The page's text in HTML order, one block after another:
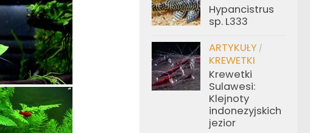
Hypancistrus
sp. L333
ARTYKUŁY /
KREWETKI
Krewetki
Sulawesi:
Klejnoty
indonezyjskich
jezior